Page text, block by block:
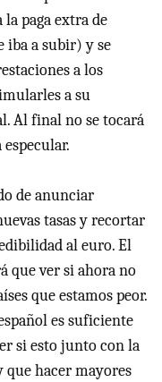
la paga extra de
iba a subir) y se
a los
a su
Al final no se tocará
de anunciar
tasas y recortar
al euro. El
que ver si ahora no
que estamos peor.
es suficiente
si esto junto con la
hacer mayores